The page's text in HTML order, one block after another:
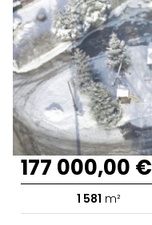
177 000,00 €
1 581 m²